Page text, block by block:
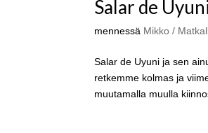
Salar de
mennessä Mikko /
Salar de Uyuni ja sen
retkemme kolmas ja
muutamalla muulla